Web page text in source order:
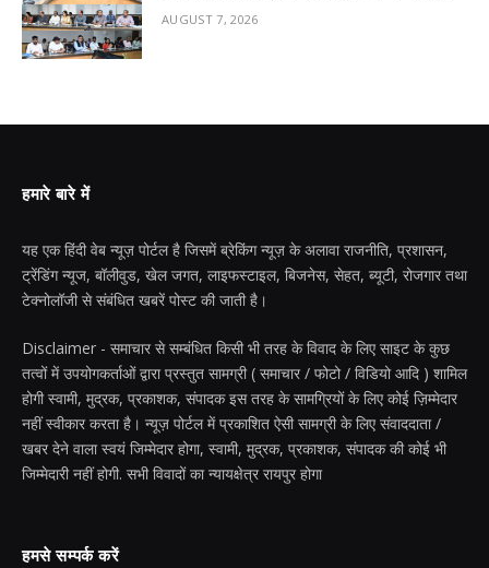
AUGUST 7, 2026
हमारे बारे में
यह एक हिंदी वेब न्यूज़ पोर्टल है जिसमें ब्रेकिंग न्यूज़ के अलावा राजनीति, प्रशासन,
ट्रेंडिंग न्यूज, बॉलीवुड, खेल जगत, लाइफस्टाइल, बिजनेस, सेहत, ब्यूटी, रोजगार तथा
टेक्नोलॉजी से संबंधित खबरें पोस्ट की जाती है।
Disclaimer - समाचार से सम्बंधित किसी भी तरह के विवाद के लिए साइट के कुछ
तत्वों में उपयोगकर्ताओं द्वारा प्रस्तुत सामग्री ( समाचार / फोटो / विडियो आदि ) शामिल
होगी स्वामी, मुद्रक, प्रकाशक, संपादक इस तरह के सामग्रियों के लिए कोई ज़िम्मेदार
नहीं स्वीकार करता है। न्यूज़ पोर्टल में प्रकाशित ऐसी सामग्री के लिए संवाददाता /
खबर देने वाला स्वयं जिम्मेदार होगा, स्वामी, मुद्रक, प्रकाशक, संपादक की कोई भी
जिम्मेदारी नहीं होगी. सभी विवादों का न्यायक्षेत्र रायपुर होगा
हमसे सम्पर्क करें